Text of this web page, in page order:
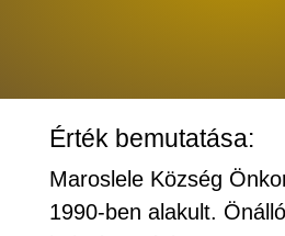
Érték bemutatása:
Maroslele Község
1990-ben alakult.